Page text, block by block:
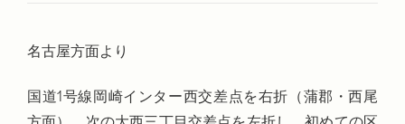
名古屋方面より
国道1号線岡崎インター西交差点を右折（蒲郡・西尾